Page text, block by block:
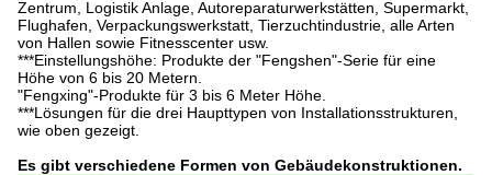
Zentrum, LogistikAnlage, Autoreparaturwerkstätten, Supermarkt,
Flughafen, Verpackungswerkstatt, Tierzuchtindustrie, alle Arten
von Hallen sowie Fitnesscenter usw.
***Einstellungshöhe: Produkte der "Fengshen"-Serie für eine
Höhe von 6 bis 20 Metern.
"Fengxing"-Produkte für 3 bis 6 Meter Höhe.
***Lösungen für die drei Haupttypen von Installationsstrukturen,
wie oben gezeigt.
Es gibt verschiedene Formen von Gebäudekonstruktionen.